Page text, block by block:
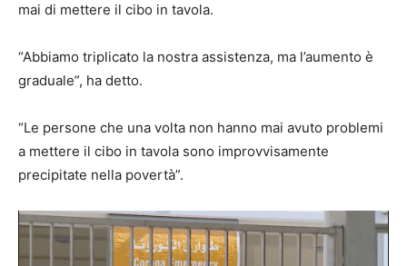
mai di mettere il cibo in tavola.
“Abbiamo triplicato la nostra assistenza, ma l’aumento è
graduale”, ha detto.
“Le persone che una volta non hanno mai avuto problemi
a mettere il cibo in tavola sono improvvisamente
precipitate nella povertà”.